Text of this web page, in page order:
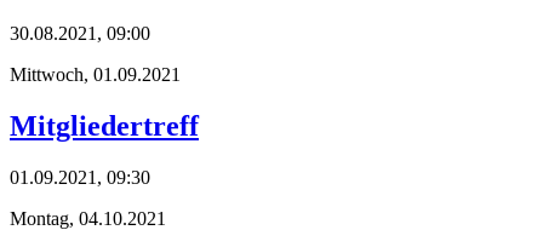
30.08.2021, 09:00
Mittwoch, 01.09.2021
Mitgliedertreff
01.09.2021, 09:30
Montag, 04.10.2021